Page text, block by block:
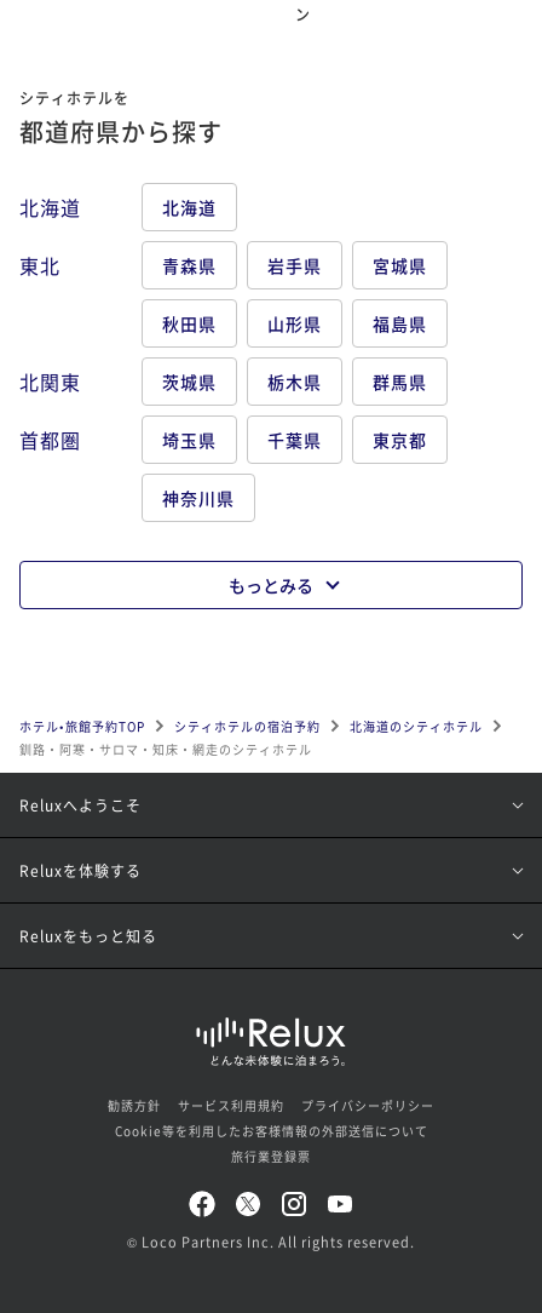
ン
シティホテルを
都道府県から探す
北海道 北海道
東北 青森県 岩手県 宮城県
秋田県 山形県 福島県
北関東 茨城県 栃木県 群馬県
首都圏 埼玉県 千葉県 東京都
神奈川県
もっとみる
ホテル•旅館予約TOP シティホテルの宿泊予約
北海道のシティホテル
釧路・阿寒・サロマ・知床・網走のシティホテル
Reluxへようこそ
Reluxを体験する
Reluxをもっと知る
勧誘方針 サービス利用規約
プライバシーポリシー
Cookie等を利用したお客様情報の外部送信について
旅行業登録票
© Loco Partners Inc. All rights reserved.